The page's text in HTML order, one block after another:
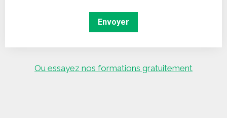
Ou essayez nos formations gratuitement